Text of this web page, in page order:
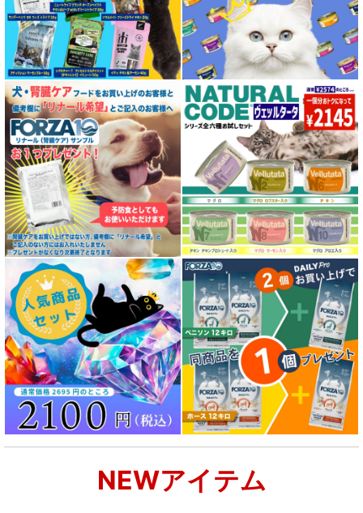
NEWアイテム